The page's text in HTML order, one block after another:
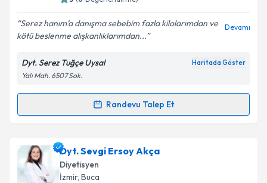
Kişisel verilerimin işlenmesine ilişkin
Aydınlatma
Metni'ni okudum ve kişisel verilerimin belirtilen
kapsamda işlenmesini kabul ediyorum.
Serez hanım’a danışma sebebim fazla kilolarımdan ve
kötü beslenme alışkanlıklarımdan...
Devamı
Dyt. Serez Tuğçe Uysal Haritada Göster
Yalı Mah. 6507 Sok.
Randevu Talep Et
Randevu Takvimi Talebi
Dyt. Serez Tuğçe Uysal için randevu takvimi talebi
oluşturun. Size bu uzmandan randevu almanız için bir
takvim hazırlandığında e-posta ile bilgilendireceğiz.
Dyt. Sevgi Ersoy Akça
Diyetisyen
İzmir, Buca